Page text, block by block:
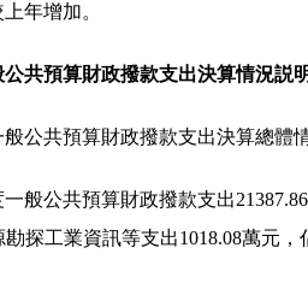
年增加。
公共預算財政撥款支出決算情況説
般公共預算財政撥款支出決算總體
一般公共預算財政撥款支出
勘探工業資訊等支出1018.08萬元